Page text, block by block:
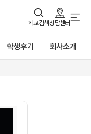
학교검색상담센터
학생후기 회사소개